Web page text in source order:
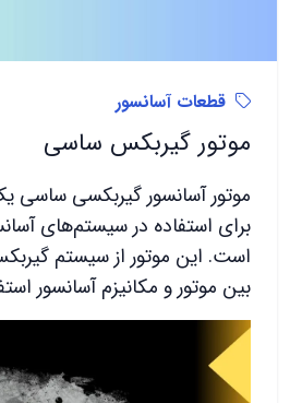
قطعات آسانسور
موتور گیربکس ساسی
موتور آسانسور گیربکسی ساسی
برای استفاده در سیستم‌های
است. این موتور از سیستم
بین موتور و مکانیزم آسانسور